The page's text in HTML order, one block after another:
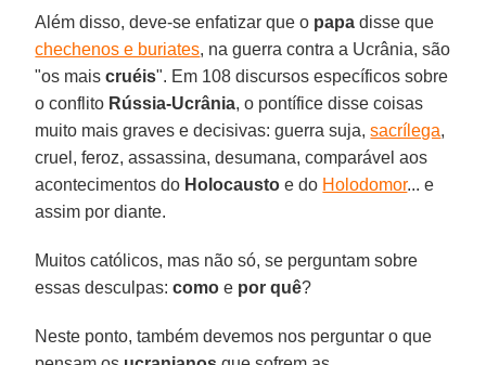
Além disso, deve-se enfatizar que o papa disse que
chechenos e buriates, na guerra contra a Ucrânia, são
"os maiscruéis". Em 108 discursos específicos sobre
o conflito Rússia-Ucrânia, o pontífice disse coisas
muito mais graves e decisivas: guerra suja,sacrílega,
cruel, feroz, assassina, desumana, comparável aos
acontecimentos do Holocausto e do Holodomor... e
assim por diante.
Muitos católicos, mas não só, se perguntam sobre
essas desculpas:como e por quê?
Neste ponto, também devemos nos perguntar o que